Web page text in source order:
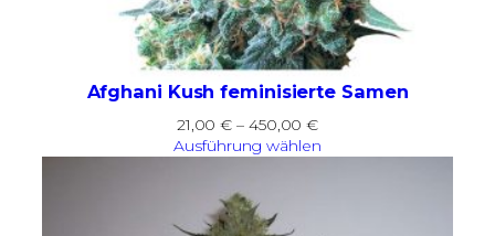
Afghani Kush feminisierte Samen
21,00€ – 450,00€Preisspanne:
21,00 €
Ausführung wählen